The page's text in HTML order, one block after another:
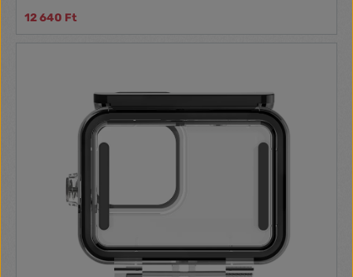
Akkumulátor méretek: 35 x 30 x 10 mm Kompatibilitás: GoPro
Hero8 Akkumulátorok a csomagban: 2 db
12 640 Ft